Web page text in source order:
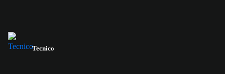
Tecnico